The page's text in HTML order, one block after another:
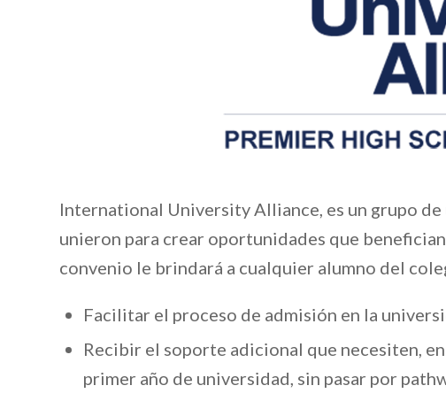
International University Alliance, es un grupo
unieron para crear oportunidades que
convenio le brindará a cualquier alumno del
Facilitar el proceso de admisión en la
Recibir el soporte adicional que necesiten,
primer año de universidad, sin pasar por